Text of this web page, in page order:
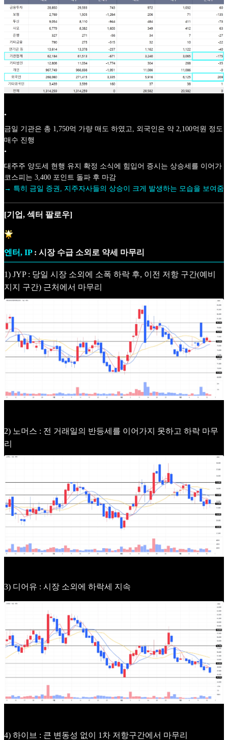
•
금일 기관은 총 1,750억 가량 매도 하였고, 외국인은 약 2,100억원 정도
매수 진행
•
대주주 양도세 현행 유지 확정 소식에 힘입어 증시는 상승세를 이어가
코스피는 3,400 포인트 돌파 후 마감
→ 특히 금일 증권, 지주자사들의 상승이 크게 발생하는 모습을 보여줌
[기업, 섹터 팔로우]
엔터, IP: 시장 수급 소외로 약세 마무리
1) JYP : 당일 시장 소외에 소폭 하락 후, 이전 저항 구간(예비
지지 구간) 근처에서 마무리
2) 노머스 : 전 거래일의 반등세를 이어가지 못하고 하락 마무
리
3) 디어유 : 시장 소외에 하락세 지속
4) 하이브 : 큰 변동성 없이 1차 저항구간에서 마무리